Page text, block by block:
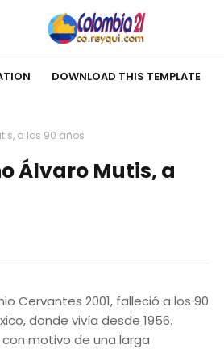
DOWNLOAD THIS TEMPLATE
a los 90 años
Álvaro Mutis, a
Cervantes 2001, falleció a los 90
donde vivía desde 1956.
motivo de una larga